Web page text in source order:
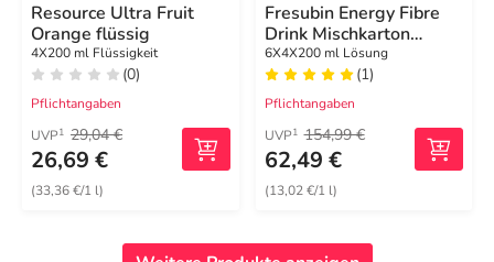
Resource Ultra Fruit
Orange flüssig
4X200 ml Flüssigkeit
(0)
Pflichtangaben
UVP1 29,04 €
26,69 €
(33,36 €/1 l)
Fresubin Energy Fibre
Drink Mischkarton
Trinkflasche
6X4X200 ml Lösung
(1)
Pflichtangaben
UVP1 154,99 €
62,49 €
(13,02 €/1 l)